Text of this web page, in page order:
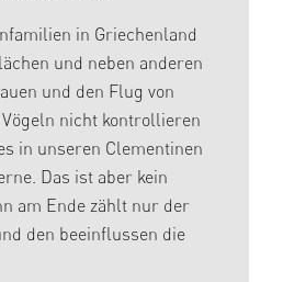
in Griechenland
und neben anderen
und den Flug von
nicht kontrollieren
in unseren Clementinen
Das ist aber kein
am Ende zählt nur der
den beeinflussen die